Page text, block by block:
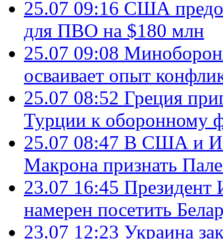
25.07 09:16 США
для ПВО на $180 млн
25.07 09:08
осваивает опыт
25.07 08:52 Греция
Турции к оборонному
25.07 08:47 В США и
Макрона признать
23.07 16:45 Президент
намерен посетить
23.07 12:23 Украина